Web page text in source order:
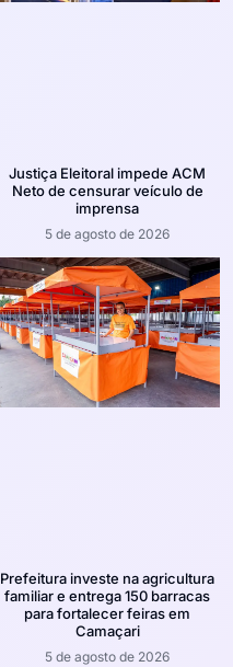
Justiça Eleitoral impede ACM
Neto de censurar veículo de
imprensa
5 de agosto de 2026
Prefeitura investe na agricultura
familiar e entrega 150 barracas
para fortalecer feiras em
Camaçari
5 de agosto de 2026